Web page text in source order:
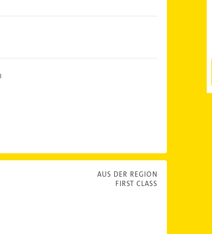
AUS DER REGION
FIRST CLASS